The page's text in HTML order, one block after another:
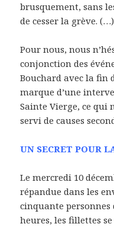
brusquement, sans
de cesser la grève. (…)
Pour nous, nous
conjonction des
Bouchard avec la fin
marque d’une
Sainte Vierge, ce qui
servi de causes
UN SECRET POUR
Le mercredi 10
répandue dans les
cinquante personnes
heures, les fillettes